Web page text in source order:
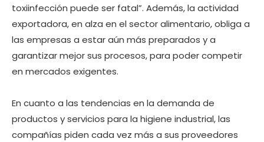
toxiinfección puede ser fatal”. Además, la actividad
exportadora, en alza en el sector alimentario, obliga a
las empresas a estar aún más preparados y a
garantizar mejor sus procesos, para poder competir
en mercados exigentes.
En cuanto a las tendencias en la demanda de
productos y servicios para la higiene industrial, las
compañías piden cada vez más a sus proveedores